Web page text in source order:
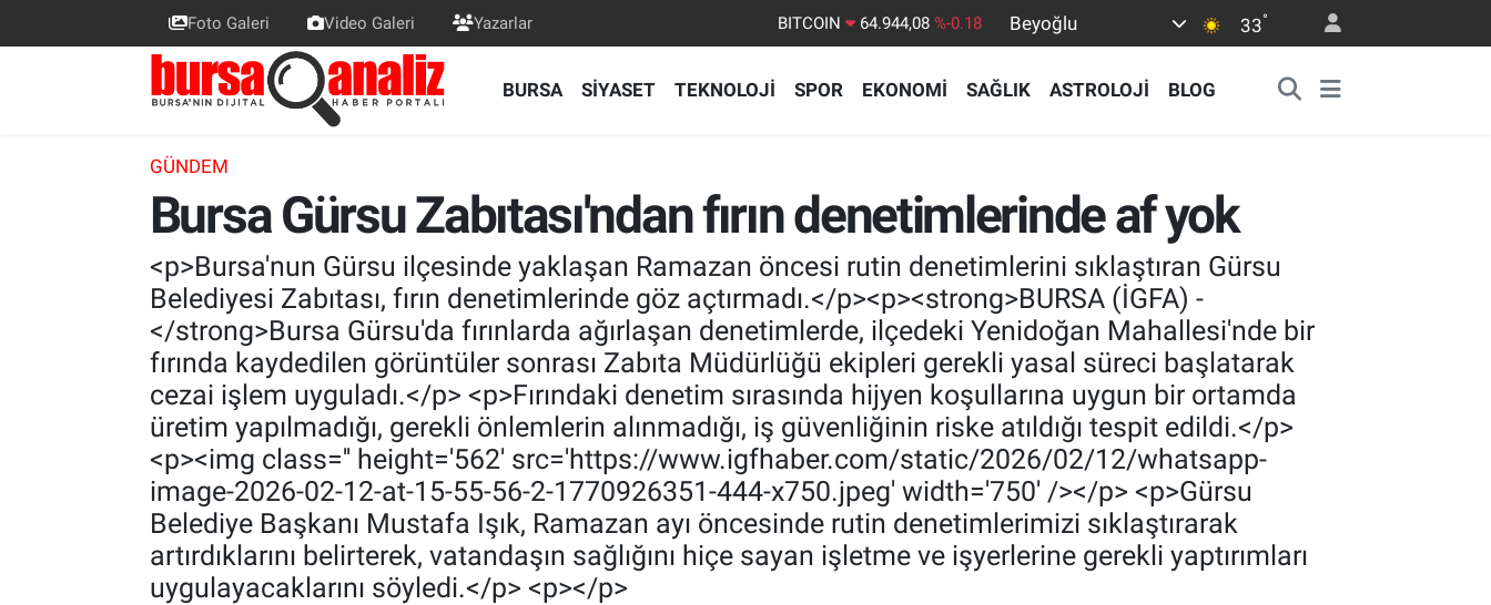
Foto Galeri Video Galeri Yazarlar DOLAR 47,7436 %0.18
STERLİN
64,4811 %0.38
BITCOIN
64.944,08 %-0.18
Beyoğlu 33°
BURSA SİYASET TEKNOLOJİ SPOR EKONOMİ SAĞLIK ASTROLOJİ BLOG
GÜNDEM
Bursa Gürsu Zabıtası'ndan fırın denetimlerinde af yok
<p>Bursa'nun Gürsu ilçesinde yaklaşan Ramazan öncesi rutin denetimlerini sıklaştıran Gürsu
Belediyesi Zabıtası, fırın denetimlerinde göz açtırmadı.</p><p><strong>BURSA (İGFA) -
</strong>Bursa Gürsu'da fırınlarda ağırlaşan denetimlerde, ilçedeki Yenidoğan Mahallesi'nde bir
fırında kaydedilen görüntüler sonrası Zabıta Müdürlüğü ekipleri gerekli yasal süreci başlatarak
cezai işlem uyguladı.</p> <p>Fırındaki denetim sırasında hijyen koşullarına uygun bir ortamda
üretim yapılmadığı, gerekli önlemlerin alınmadığı, iş güvenliğinin riske atıldığı tespit edildi.</p>
<p><img class='' height='562' src='https://www.igfhaber.com/static/2026/02/12/whatsapp-
image-2026-02-12-at-15-55-56-2-1770926351-444-x750.jpeg' width='750' /></p> <p>Gürsu
Belediye Başkanı Mustafa Işık, Ramazan ayı öncesinde rutin denetimlerimizi sıklaştırarak
artırdıklarını belirterek, vatandaşın sağlığını hiçe sayan işletme ve işyerlerine gerekli yaptırımları
uygulayacaklarını söyledi.</p> <p></p>
TEKNOLOJİ
ASTROLOJİ
Nöbetçi Eczaneler
Trafik Durumu
Süper Lig Puan Durumu ve Fikstür
Tüm Manşetler
Son Dakika Haberleri
Haber Arşivi